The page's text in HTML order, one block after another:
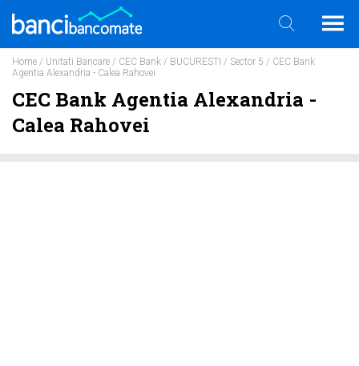
Home / Unitati Bancare / CEC Bank / BUCURESTI / Sector 5 / CEC Bank
Agentia Alexandria - Calea Rahovei
CEC Bank Agentia Alexandria -
Calea Rahovei